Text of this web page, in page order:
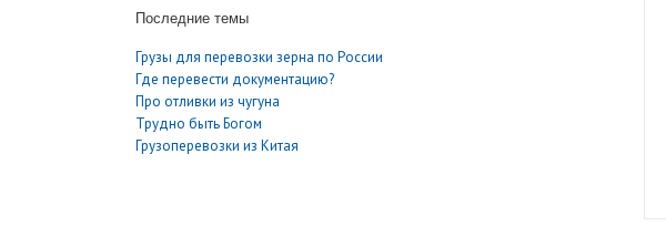
Последние темы
Грузы для перевозки зерна по России
Где перевести документацию?
Про отливки из чугуна
Трудно быть Богом
Грузоперевозки из Китая